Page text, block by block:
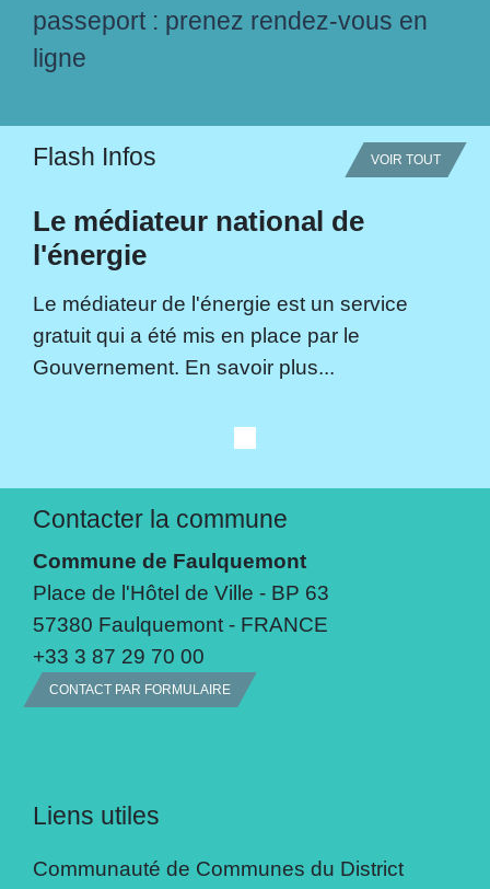
passeport : prenez rendez-vous en
ligne
Flash Infos VOIR TOUT
Le médiateur national de
l'énergie
Le médiateur de l'énergie est un service
gratuit qui a été mis en place par le
Gouvernement. En savoir plus...
Contacter la commune
Commune de Faulquemont
Place de l'Hôtel de Ville - BP 63
57380 Faulquemont - FRANCE
+33 3 87 29 70 00
CONTACT PAR FORMULAIRE
Liens utiles
Communauté de Communes du District